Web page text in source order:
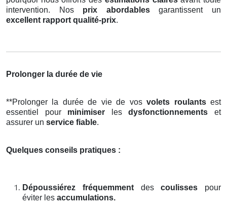
intervention. Nos prix abordablesgarantissent un
excellent rapport qualité-prix.
Prolonger la durée de vie
**Prolonger la durée de vie de vosvolets roulantsest
essentiel pour minimiser lesdysfonctionnements et
assurer un service fiable.
Quelques conseils pratiques :
Dépoussiérez fréquemmentdescoulisses pour
éviter les accumulations.